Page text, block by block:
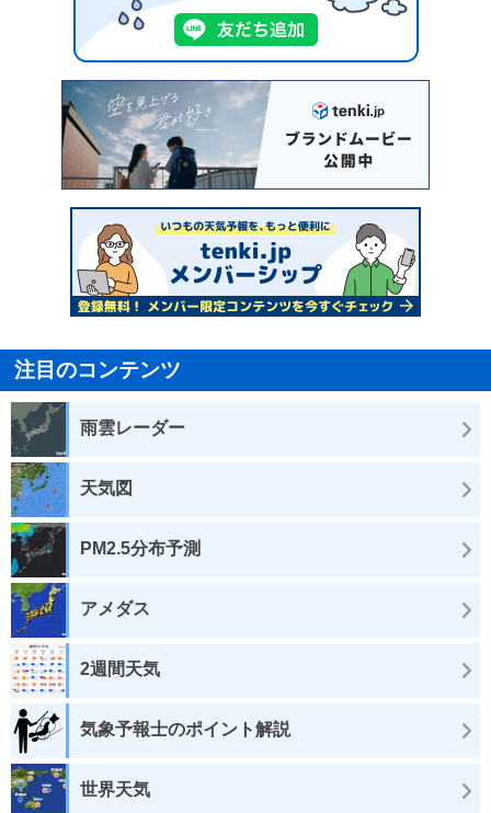
注目のコンテンツ
雨雲レーダー
天気図
PM2.5分布予測
アメダス
2週間天気
気象予報士のポイント解説
世界天気